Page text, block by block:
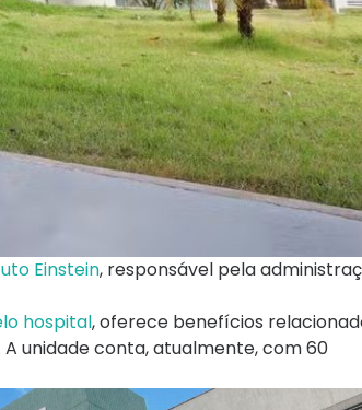
Einstein, responsável pela
hospital, oferece benefícios
unidade conta, atualmente, com 60